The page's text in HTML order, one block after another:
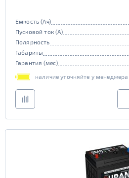
Емкость (Ач)
Пусковой ток (А)
Полярность
Габариты
Гарантия (мес)
наличие уточняйте у менеджера